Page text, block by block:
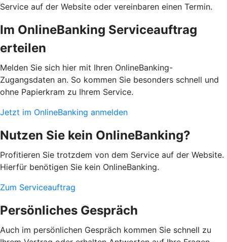
Service auf der Website oder vereinbaren einen Termin.
Im OnlineBanking Serviceauftrag
erteilen
Melden Sie sich hier mit Ihren OnlineBanking-
Zugangsdaten an. So kommen Sie besonders schnell und
ohne Papierkram zu Ihrem Service.
Jetzt im OnlineBanking anmelden
Nutzen Sie kein OnlineBanking?
Profitieren Sie trotzdem von dem Service auf der Website.
Hierfür benötigen Sie kein OnlineBanking.
Zum Serviceauftrag
Persönliches Gespräch
Auch im persönlichen Gespräch kommen Sie schnell zu